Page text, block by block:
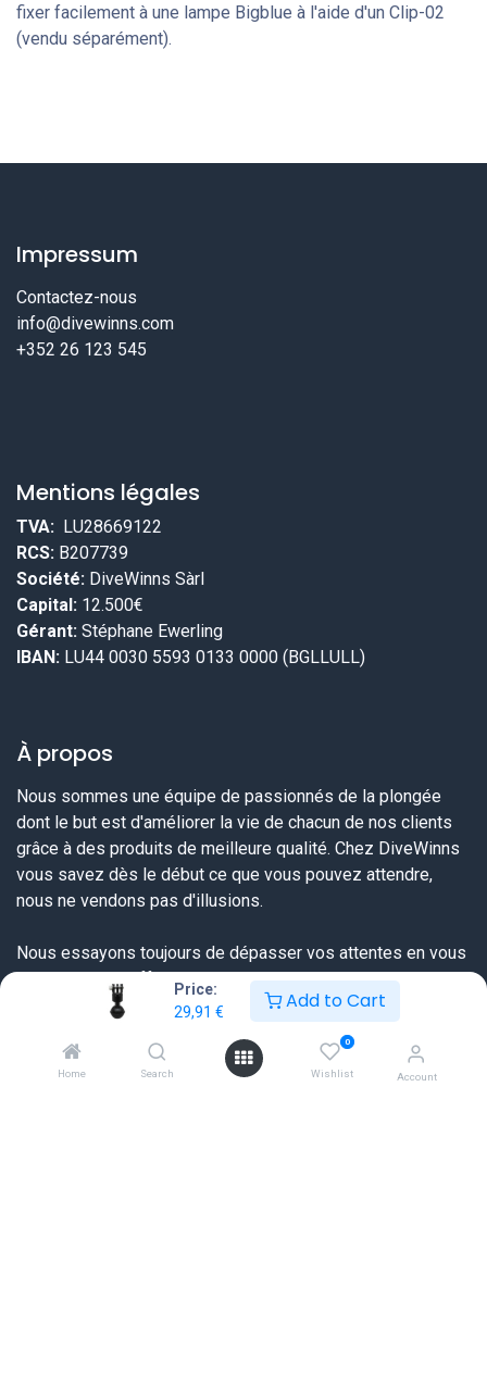
Price:
29,91 € Add to Cart
Home Search
0
Wishlist Account
fixer facilement à une lampe Bigblue à l'aide d'un Clip-02
(vendu séparément).
Impressum
Contactez-nous
info@divewinns.com
+352 26 123 545
Mentions légales
TVA: LU28669122
RCS: B207739
Société: DiveWinns Sàrl
Capital: 12.500€
Gérant: Stéphane Ewerling
IBAN: LU44 0030 5593 0133 0000 (BGLLULL)
À propos
Nous sommes une équipe de passionnés de la plongée
dont le but est d'améliorer la vie de chacun de nos clients
grâce à des produits de meilleure qualité. Chez DiveWinns
vous savez dès le début ce que vous pouvez attendre,
nous ne vendons pas d'illusions.
Nous essayons toujours de dépasser vos attentes en vous
proposant une offre très complète sur tout ce dont un
plongeur a besoin et ceci à un prix sérieux et une qualité de